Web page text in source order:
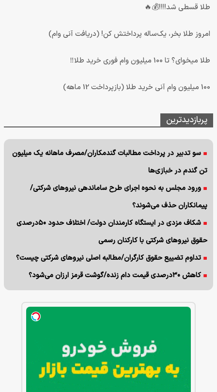
طلا قسطی شد!!!!💰🔥
امروز طلا بخر، یک‌ساله پرداختش کن! (دریافت آنی وام)
طلا میخوای؟ تا 100 میلیون وام فوری خرید طلا‼️
100 میلیون وام آنی خرید طلا (بازپرداخت 12 ماهه)
پربازدیدترین
سو تدبیر در پرداخت مطالبات گندمکاران/مصرف ماهانه یک میلیون
تن گندم در خبازی‌ها
ورود مجلس به نحوه اجرای طرح ساماندهی نیروهای شرکتی/
پیمانکاران حذف می‌شوند؟
شکاف مزدی در ایستگاه کارمندان دولت/ اختلاف حدود ۵۰درصدی
حقوق نیروهای شرکتی با کارکنان رسمی
تداوم تضییع حقوق کارگران/مطالبه اصلی نیروهای شرکتی چیست؟
کاهش ۳۰درصدی قیمت دام زنده/گوشت قرمز ارزان می‌شود؟